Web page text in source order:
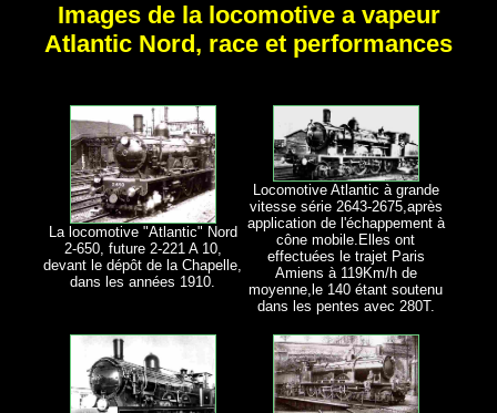
Images de la locomotive a vapeur
Atlantic Nord, race et performances
La locomotive "Atlantic" Nord
2-650, future 2-221 A 10,
devant le dépôt de la Chapelle,
dans les années 1910.
Locomotive Atlantic à grande
vitesse série 2643-2675,après
application de l'échappement à
cône mobile.Elles ont
effectuées le trajet Paris
Amiens à 119Km/h de
moyenne,le 140 étant soutenu
dans les pentes avec 280T.